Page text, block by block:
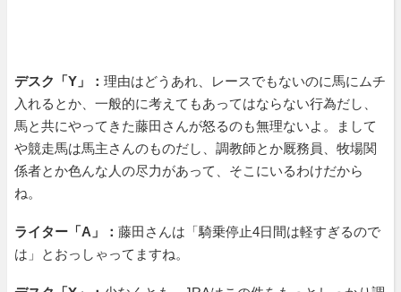
デスク「Y」： 理由はどうあれ、レースでもないのに馬にムチ
入れるとか、一般的に考えてもあってはならない行為だし、
馬と共にやってきた藤田さんが怒るのも無理ないよ。まして
や競走馬は馬主さんのものだし、調教師とか厩務員、牧場関
係者とか色んな人の尽力があって、そこにいるわけだから
ね。
ライター「A」： 藤田さんは「騎乗停止4日間は軽すぎるので
は」とおっしゃってますね。